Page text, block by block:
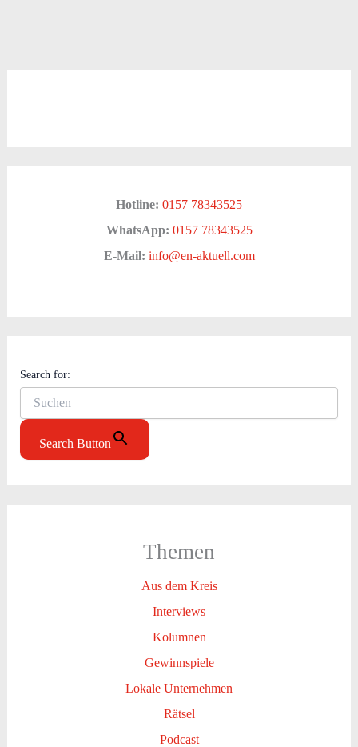
Hotline: 0157 78343525
WhatsApp: 0157 78343525
E-Mail: info@en-aktuell.com
Search for:
Search Button
Themen
Aus dem Kreis
Interviews
Kolumnen
Gewinnspiele
Lokale Unternehmen
Rätsel
Podcast